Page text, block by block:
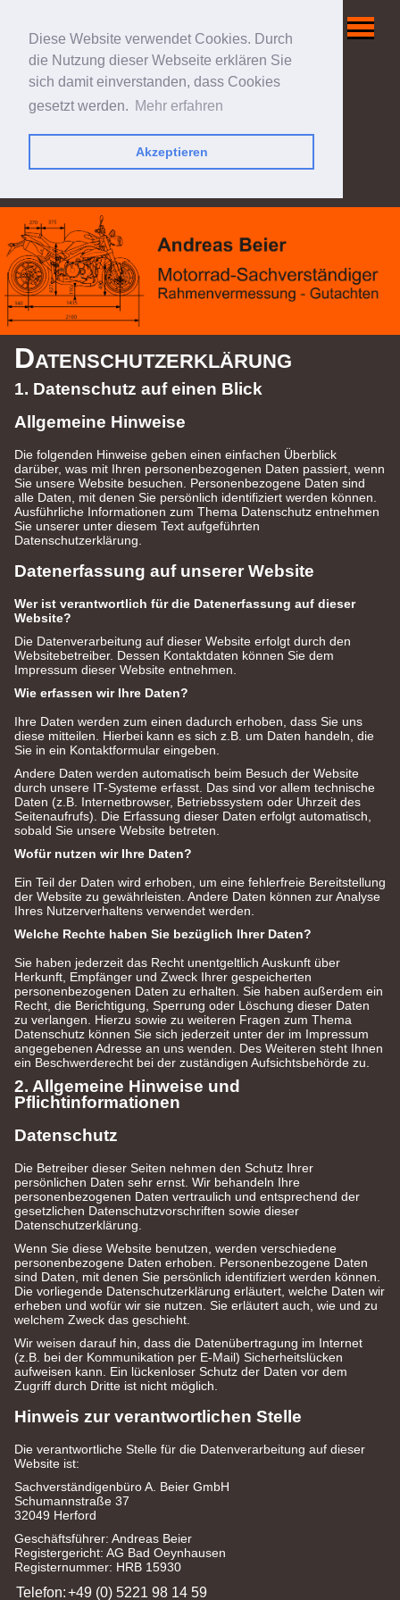
Diese Website verwendet Cookies. Durch
die Nutzung dieser Webseite erklären Sie
sich damit einverstanden, dass Cookies
gesetzt werden. Mehr erfahren
Akzeptieren
Datenschutzerklärung
1. Datenschutz auf einen Blick
Allgemeine Hinweise
Die folgenden Hinweise geben einen einfachen Überblick
darüber, was mit Ihren personenbezogenen Daten passiert, wenn
Sie unsere Website besuchen. Personenbezogene Daten sind
alle Daten, mit denen Sie persönlich identifiziert werden können.
Ausführliche Informationen zum Thema Datenschutz entnehmen
Sie unserer unter diesem Text aufgeführten
Datenschutzerklärung.
Datenerfassung auf unserer Website
Wer ist verantwortlich für die Datenerfassung auf dieser
Website?
Die Datenverarbeitung auf dieser Website erfolgt durch den
Websitebetreiber. Dessen Kontaktdaten können Sie dem
Impressum dieser Website entnehmen.
Wie erfassen wir Ihre Daten?
Ihre Daten werden zum einen dadurch erhoben, dass Sie uns
diese mitteilen. Hierbei kann es sich z.B. um Daten handeln, die
Sie in ein Kontaktformular eingeben.
Andere Daten werden automatisch beim Besuch der Website
durch unsere IT-Systeme erfasst. Das sind vor allem technische
Daten (z.B. Internetbrowser, Betriebssystem oder Uhrzeit des
Seitenaufrufs). Die Erfassung dieser Daten erfolgt automatisch,
sobald Sie unsere Website betreten.
Wofür nutzen wir Ihre Daten?
Ein Teil der Daten wird erhoben, um eine fehlerfreie Bereitstellung
der Website zu gewährleisten. Andere Daten können zur Analyse
Ihres Nutzerverhaltens verwendet werden.
Welche Rechte haben Sie bezüglich Ihrer Daten?
Sie haben jederzeit das Recht unentgeltlich Auskunft über
Herkunft, Empfänger und Zweck Ihrer gespeicherten
personenbezogenen Daten zu erhalten. Sie haben außerdem ein
Recht, die Berichtigung, Sperrung oder Löschung dieser Daten
zu verlangen. Hierzu sowie zu weiteren Fragen zum Thema
Datenschutz können Sie sich jederzeit unter der im Impressum
angegebenen Adresse an uns wenden. Des Weiteren steht Ihnen
ein Beschwerderecht bei der zuständigen Aufsichtsbehörde zu.
2. Allgemeine Hinweise und
Pflichtinformationen
Datenschutz
Die Betreiber dieser Seiten nehmen den Schutz Ihrer
persönlichen Daten sehr ernst. Wir behandeln Ihre
personenbezogenen Daten vertraulich und entsprechend der
gesetzlichen Datenschutzvorschriften sowie dieser
Datenschutzerklärung.
Wenn Sie diese Website benutzen, werden verschiedene
personenbezogene Daten erhoben. Personenbezogene Daten
sind Daten, mit denen Sie persönlich identifiziert werden können.
Die vorliegende Datenschutzerklärung erläutert, welche Daten wir
erheben und wofür wir sie nutzen. Sie erläutert auch, wie und zu
welchem Zweck das geschieht.
Wir weisen darauf hin, dass die Datenübertragung im Internet
(z.B. bei der Kommunikation per E-Mail) Sicherheitslücken
aufweisen kann. Ein lückenloser Schutz der Daten vor dem
Zugriff durch Dritte ist nicht möglich.
Hinweis zur verantwortlichen Stelle
Die verantwortliche Stelle für die Datenverarbeitung auf dieser
Website ist:
Sachverständigenbüro A. Beier GmbH
Schumannstraße 37
32049 Herford
Geschäftsführer: Andreas Beier
Registergericht: AG Bad Oeynhausen
Registernummer: HRB 15930
Telefon:+49 (0) 5221 98 14 59